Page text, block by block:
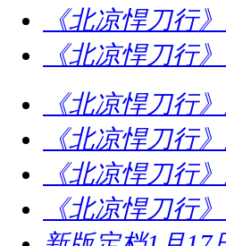
《北凉悍刀行
《北凉悍刀行
《北凉悍刀行
《北凉悍刀行
《北凉悍刀行
《北凉悍刀行